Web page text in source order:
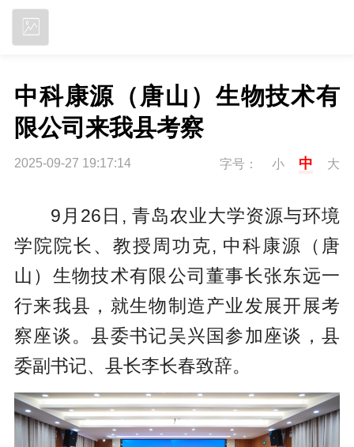
中科康源（唐山）生物技术有
限公司来我县考察
2025-09-27 19:17:14 字号： 小 中 大
9月26日, 青岛农业大学资源与环境
学院院长、教授周功克, 中科康源（唐
山）生物技术有限公司董事长张东远一
行来我县，就生物制造产业发展开展考
察座谈。县委书记吴兴国参加座谈，县
委副书记、县长李长春致辞。